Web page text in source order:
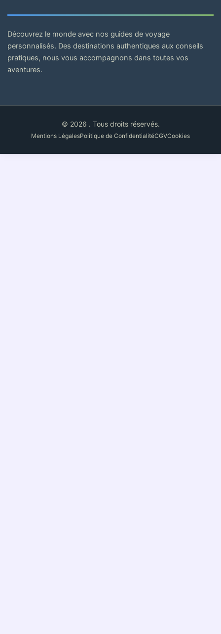
Découvrez le monde avec nos guides de voyage
personnalisés. Des destinations authentiques aux conseils
pratiques, nous vous accompagnons dans toutes vos
aventures.
© 2026 . Tous droits réservés.
Mentions LégalesPolitique de ConfidentialitéCGVCookies